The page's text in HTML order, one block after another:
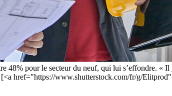
48% pour le secteur du neuf, qui lui s’effondre. «
[<a href="https://www.shutterstock.com/fr/g/